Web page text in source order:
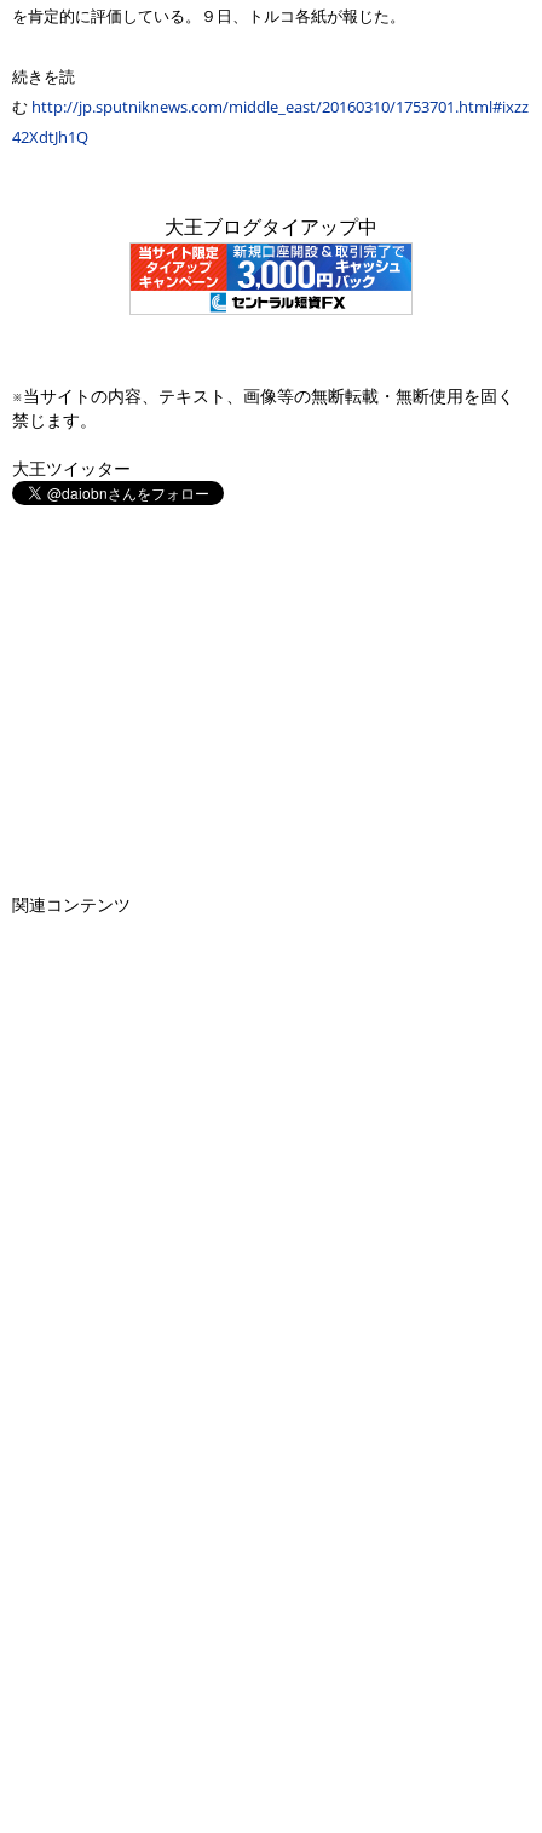
を肯定的に評価している。９日、トルコ各紙が報じた。
続きを読
む http://jp.sputniknews.com/middle_east/20160310/1753701.html#ixzz
42XdtJh1Q
大王ブログタイアップ中
※当サイトの内容、テキスト、画像等の無断転載・無断使用を固く
禁じます。
大王ツイッター
関連コンテンツ